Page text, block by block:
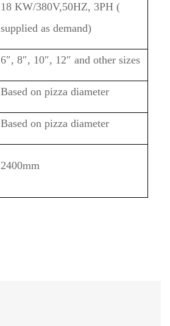
18KW/380V,50HZ, 3PH (
supplied as demand)
6″, 8″, 10″, 12″ and other sizes
Based on pizza diameter
Based on pizza diameter
2400mm